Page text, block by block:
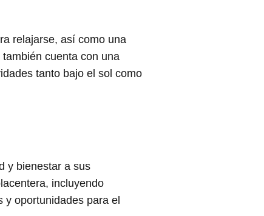
relajarse, así como una
cuenta con una
tanto bajo el sol como
y bienestar a sus
incluyendo
y oportunidades para el